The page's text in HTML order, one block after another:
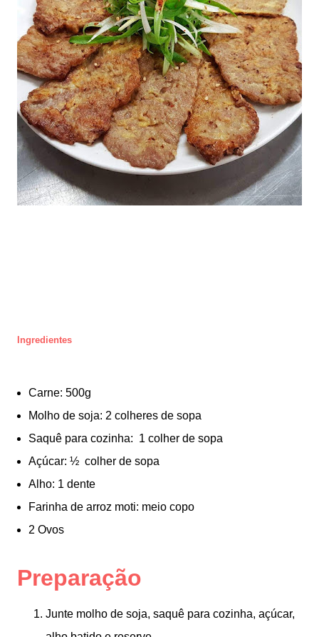
ngredientes
Carne: 500g
Molho de soja: 2 colheres de sopa
Saquê para cozinha:  1 colher de sopa
Açúcar: ½  colher de sopa
Alho: 1 dente
Farinha de arroz moti: meio copo
2 Ovos
Preparação
Junte molho de soja, saquê para cozinha, açúcar,